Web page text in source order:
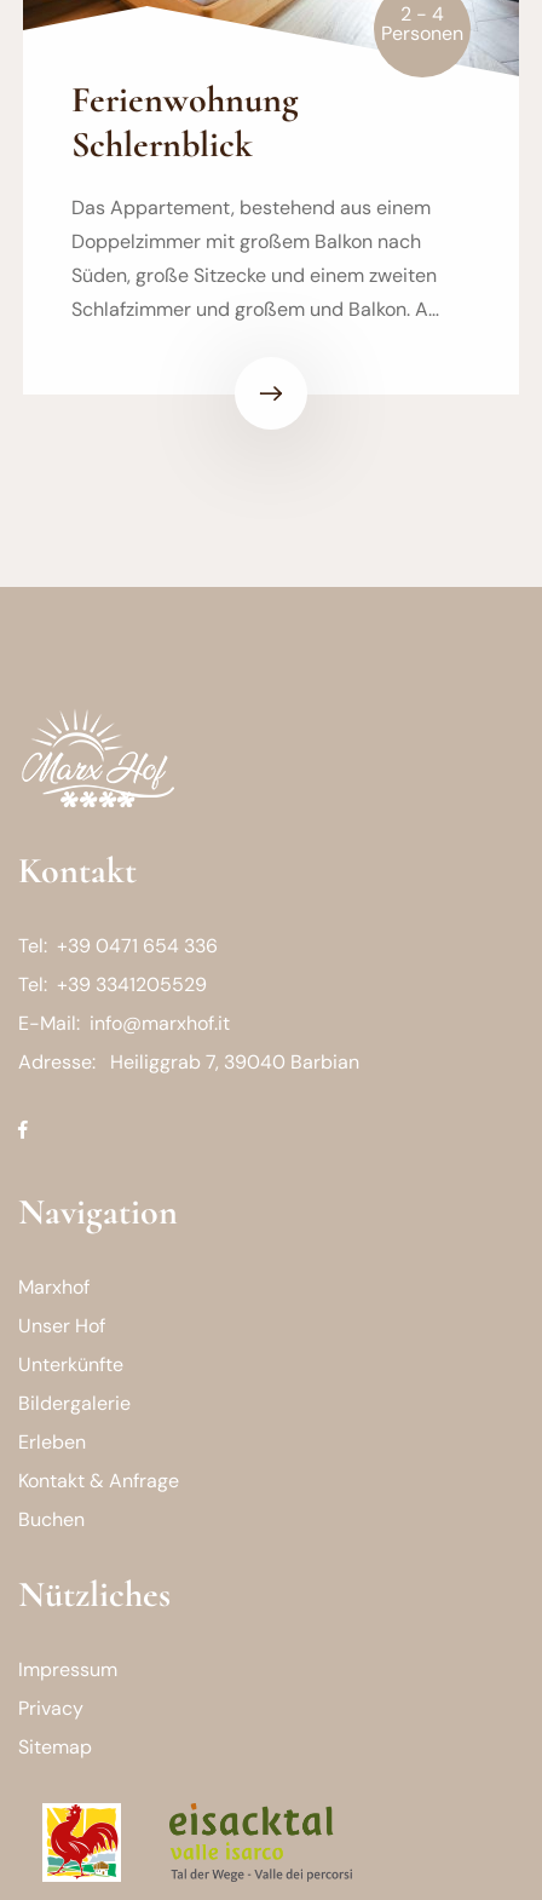
2 - 4
Personen
Ferienwohnung
Schlernblick
Das Appartement, bestehend aus einem
Doppelzimmer mit großem Balkon nach
Süden, große Sitzecke und einem zweiten
Schlafzimmer und großem und Balkon. A…
Kontakt
Tel: +39 0471 654 336
Tel: +39 3341205529
E-Mail: info@marxhof.it
Adresse:
Heiliggrab 7, 39040 Barbian
Navigation
Marxhof
Unser Hof
Unterkünfte
Bildergalerie
Erleben
Kontakt & Anfrage
Buchen
Nützliches
Impressum
Privacy
Sitemap